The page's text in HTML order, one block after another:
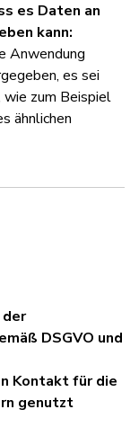
es Daten an
kann:
Anwendung
es sei
zum Beispiel
ähnlichen
DSGVO und
Kontakt für die
genutzt